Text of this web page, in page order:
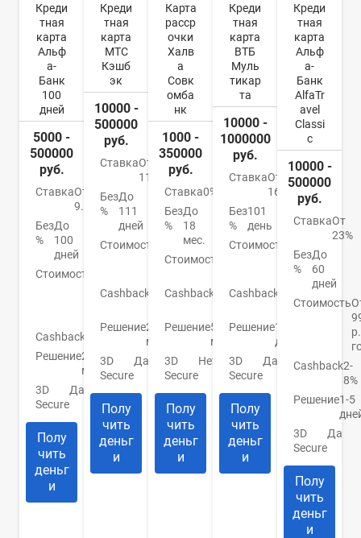
Креди
тная
карта
Альф
а-
Банк
100
дней
5000 -
500000
руб.
СтавкаОт
9.9%
Без
%
До
100
дней
Стоимость
590
Cashback
Решение2
мин.
3D
Secure
Да
Полу
чить
деньг
и
Креди
тная
карта
МТС
Кэшб
эк
10000 -
500000
руб.
СтавкаОт
11,9%
Без
%
До
111
дней
Стоимость
Cashback
Решение2
мин.
3D
Secure
Да
Полу
чить
деньг
и
Карта
расср
очки
Халв
а
Совк
омба
нк
1000 -
350000
руб.
Ставка0%
Без
%
До
18
мес.
Стоимость
Cashback
До
Решение5
мин.
3D
Secure
Нет
Полу
чить
деньг
и
Креди
тная
карта
ВТБ
Муль
тикар
та
10000 -
1000000
руб.
СтавкаОт
16%
Без
%
101
день
Стоимость
руб.
Cashback
Решение1
день
3D
Secure
Да
Полу
чить
деньг
и
Креди
тная
карта
Альф
а-
Банк
AlfaTr
avel
Classi
c
10000 -
500000
руб.
СтавкаОт
23%
Без
%
До
60
дней
Стоимость
Cashback2-
8%
Решение1-5
3D
Secure
Да
Полу
чить
деньг
и